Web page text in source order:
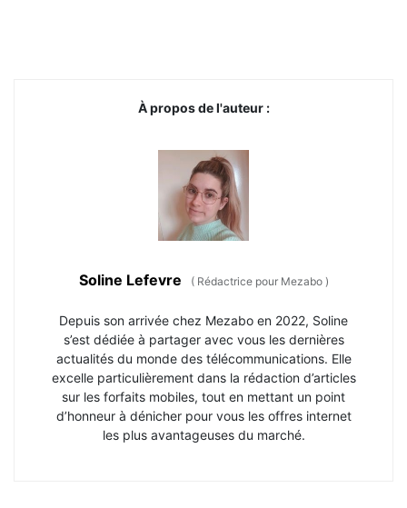
À propos de l'auteur :
Soline Lefevre (Rédactrice pour Mezabo )
Depuis son arrivée chez Mezabo en 2022, Soline
s’est dédiée à partager avec vous les dernières
actualités du monde des télécommunications. Elle
excelle particulièrement dans la rédaction d’articles
sur les forfaits mobiles, tout en mettant un point
d’honneur à dénicher pour vous les offres internet
les plus avantageuses du marché.